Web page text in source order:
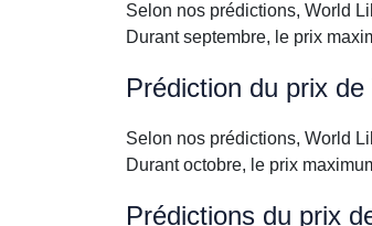
Selon nos prédictions, World
Durant septembre, le prix
Prédiction du prix
Selon nos prédictions, World
Durant octobre, le prix
Prédictions du prix